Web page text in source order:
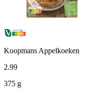
Koopmans Appelkoeken
2.99
375 g